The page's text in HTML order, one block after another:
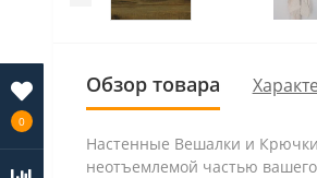
0
Обзор товара
Настенные Вешалки и
неотъемлемой частью